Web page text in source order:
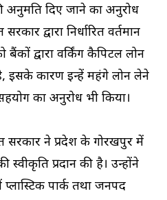
अनुमति दिए जाने का अनुरोध
द्वारा निर्धारित वर्तमान
द्वारा वर्किंग कैपिटल लोन
इसके कारण इन्हें महंगे लोन लेने
का अनुरोध भी किया।
सरकार ने प्रदेश के गोरखपुर में
स्वीकृति प्रदान की है। उन्होंने
पार्क तथा जनपद